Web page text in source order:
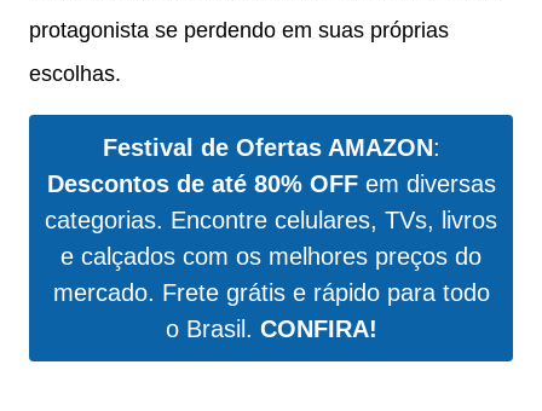
protagonista se perdendo em suas próprias
escolhas.
Festival de Ofertas AMAZON:
Descontos de até 80% OFFem diversas
categorias. Encontre celulares, TVs, livros
e calçados com os melhores preços do
mercado. Frete grátis e rápido para todo
o Brasil. CONFIRA!